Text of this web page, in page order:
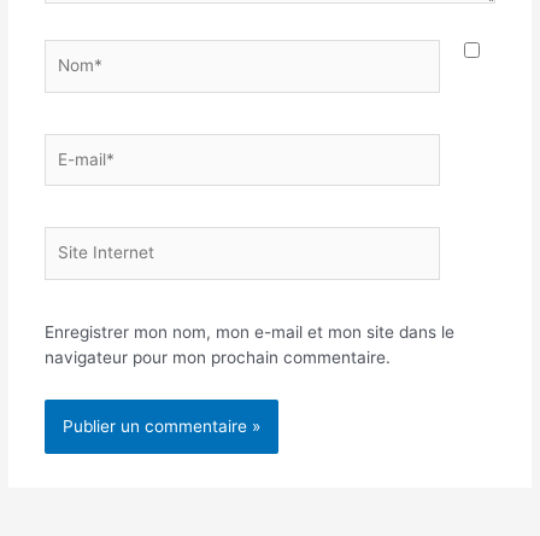
mail*
Internet
Enregistrer mon nom, mon e-mail et mon site dans le
navigateur pour mon prochain commentaire.